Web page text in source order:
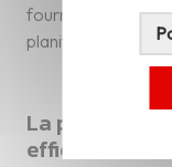
fournir un
planifier votre
La
efficace